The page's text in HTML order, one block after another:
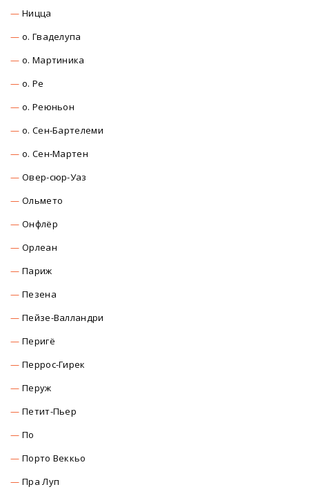
Ницца
о. Гваделупа
о. Мартиника
о. Ре
о. Реюньон
о. Сен-Бартелеми
о. Сен-Мартен
Овер-сюр-Уаз
Ольмето
Онфлёр
Орлеан
Париж
Пезена
Пейзе-Валландри
Перигё
Перрос-Гирек
Перуж
Петит-Пьер
По
Порто Веккьо
Пра Луп